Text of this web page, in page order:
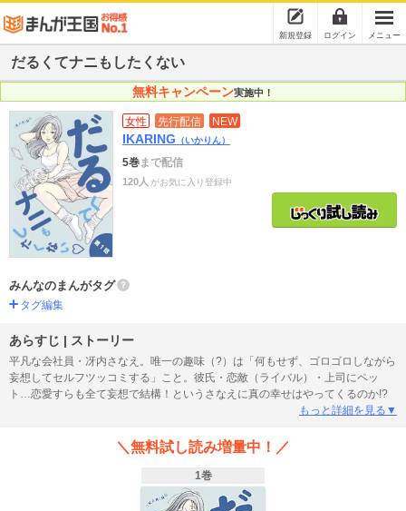
新規登録 ログイン メニュー
だるくてナニもしたくない
無料キャンペーン実施中！
女性 先行配信 NEW
IKARING （いかりん）
5巻まで配信
120人 がお気に入り登録中
みんなのまんがタグ
タグ編集
あらすじ | ストーリー
平凡な会社員・冴内さなえ。唯一の趣味（?）は「何もせず、ゴロゴロしながら
妄想してセルフツッコミする」こと。彼氏・恋敵（ライバル）・上司にペッ
ト…恋愛すらも全て妄想で結構！というさなえに真の幸せはやってくるのか!?
もっと詳細を見る▼
＼無料試し読み増量中！／
1巻